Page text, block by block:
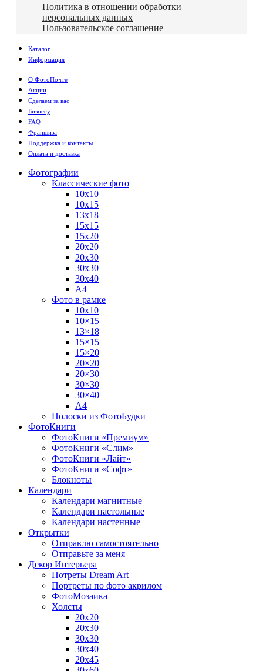
Политика в отношении обработки
персональных данных
Пользовательское соглашение
Каталог
Информация
О ФотоПочте
Акции
Сделаем за вас
Бизнесу
FAQ
Франшиза
Поддержка и контакты
Оплата и доставка
Фотографии
Классические фото
10х10
10х15
13х18
15х15
15х20
20х20
20х30
30х30
30х40
А4
Фото в рамке
10х10
10×15
13×18
15×15
15×20
20×20
20×30
30×30
30×40
A4
Полоски из ФотоБудки
ФотоКниги
ФотоКниги «Премиум»
ФотоКниги «Слим»
ФотоКниги «Лайт»
ФотоКниги «Софт»
Блокноты
Календари
Календари магнитные
Календари настольные
Календари настенные
Открытки
Отправлю самостоятельно
Отправьте за меня
Декор Интерьера
Потреты Dream Art
Портреты по фото акрилом
ФотоМозаика
Холсты
20х20
20х30
30х30
30х40
20х45